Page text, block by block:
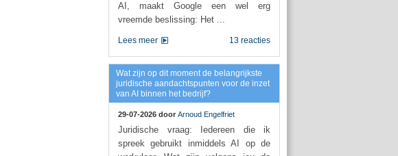
AI, maakt Google een wel erg
vreemde beslissing: Het ...
13 reacties
Lees meer
Wat zijn op dit moment de belangrijkste
juridische aandachtspunten voor de inzet
van AI binnen het bedrijf?
29-07-2026 door Arnoud Engelfriet
Juridische vraag: Iedereen die ik
spreek gebruikt inmiddels AI op de